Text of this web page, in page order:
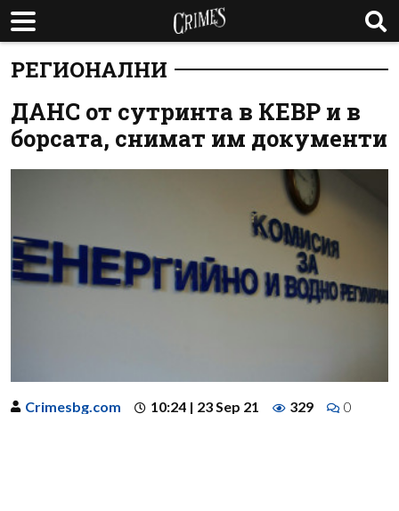
РЕГИОНАЛНИ
ДАНС от сутринта в КЕВР и в
борсата, снимат им документи
Crimesbg.com 10:24 | 23 Sep 21 329 0